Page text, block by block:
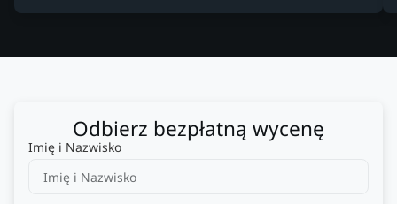
Odbierz bezpłatną wycenę
Imię i Nazwisko